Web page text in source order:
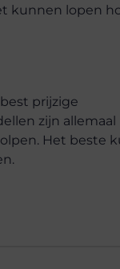
kunnen lopen
prijzige
zijn
Het beste